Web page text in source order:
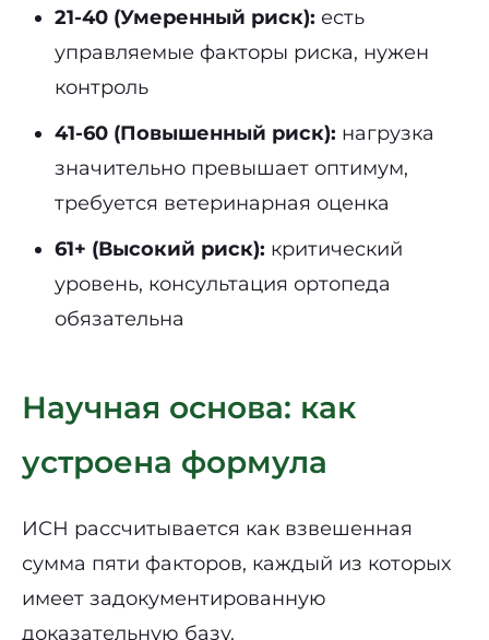
21-40 (Умеренный риск): есть
управляемые факторы риска, нужен
контроль
41-60 (Повышенный риск): нагрузка
значительно превышает оптимум,
требуется ветеринарная оценка
61+ (Высокий риск): критический
уровень, консультация ортопеда
обязательна
Научная основа: как
устроена формула
ИСН рассчитывается как взвешенная
сумма пяти факторов, каждый из которых
имеет задокументированную
доказательную базу.